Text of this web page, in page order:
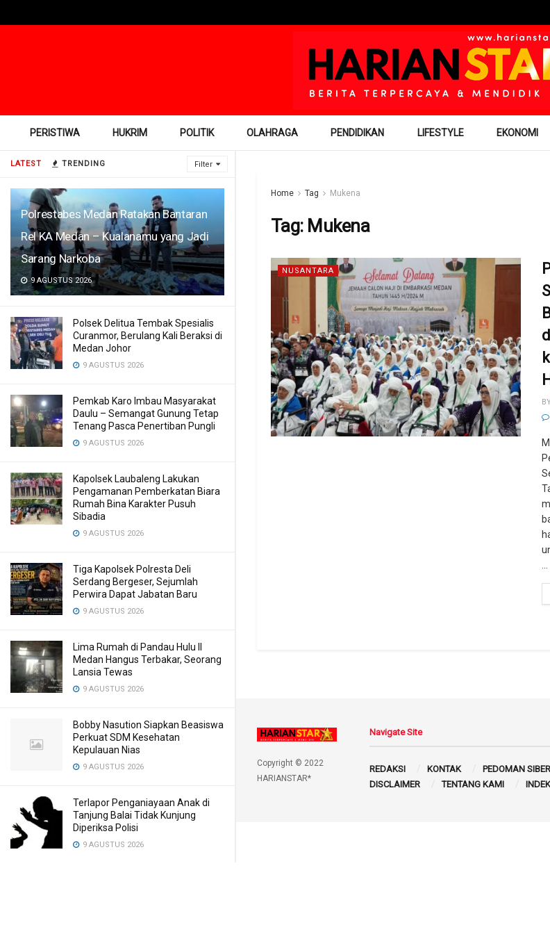
LATEST TRENDING Filter
Polrestabes Medan Ratakan Bantaran
Rel KA Medan – Kualanamu yang Jadi
Sarang Narkoba
9 AGUSTUS 2026
Polsek Delitua Tembak Spesialis
Curanmor, Berulang Kali Beraksi di
Medan Johor
9 AGUSTUS 2026
Pemkab Karo Imbau Masyarakat
Daulu – Semangat Gunung Tetap
Tenang Pasca Penertiban Pungli
9 AGUSTUS 2026
Kapolsek Laubaleng Lakukan
Pengamanan Pemberkatan Biara
Rumah Bina Karakter Pusuh
Sibadia
9 AGUSTUS 2026
Tiga Kapolsek Polresta Deli
Serdang Bergeser, Sejumlah
Perwira Dapat Jabatan Baru
9 AGUSTUS 2026
Lima Rumah di Pandau Hulu II
Medan Hangus Terbakar, Seorang
Lansia Tewas
9 AGUSTUS 2026
Bobby Nasution Siapkan Beasiswa
Perkuat SDM Kesehatan
Kepulauan Nias
9 AGUSTUS 2026
Terlapor Penganiayaan Anak di
Tanjung Balai Tidak Kunjung
Diperiksa Polisi
9 AGUSTUS 2026
PERISTIWA HUKRIM POLITIK OLAHRAGA PENDIDIKAN LIFESTYLE EKONOMI
Home Tag Mukena
Tag: Mukena
NUSANTARA
Copyright © 2022
HARIANSTAR*
Navigate Site
REDAKSI KONTAK PEDOMAN SIBER
DISCLAIMER
TENTANG KAMI